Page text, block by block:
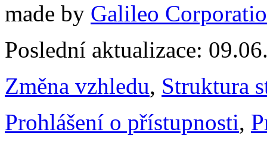
made by Galileo
Poslední aktualizace:
Změna vzhledu, Struktura
Prohlášení o přístupnosti,